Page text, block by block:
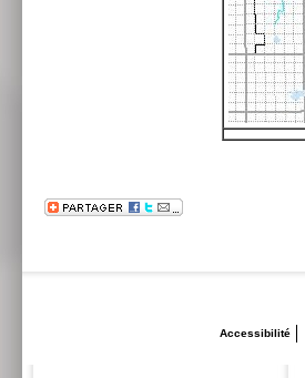
Accessibilité